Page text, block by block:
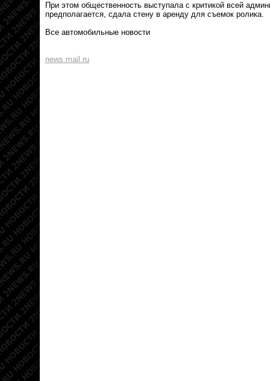
При этом общественность выступала с критикой всей
предполагается, сдала стену в аренду для съемок ролика.
Все автомобильные новости
news.mail.ru